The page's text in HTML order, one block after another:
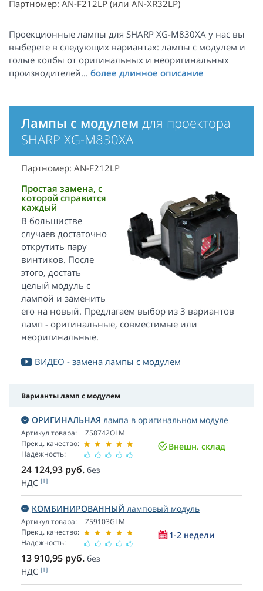
Партномер: AN-F212LP (или AN-XR32LP)
Проекционные лампы для SHARP XG-M830XA у нас вы
выберете в следующих вариантах: лампы с модулем и
голые колбы от оригинальных и неоригинальных
производителей...
Лампы с модулем для проектора
SHARP XG-M830XA
Партномер: AN-F212LP
Простая замена, с
которой справится
каждый
В большистве
случаев достаточно
открутить пару
винтиков. После
этого, достать
целый модуль с
лампой и заменить
его на новый. Предлагаем выбор из 3 вариантов
ламп - оригинальные, совместимые или
неоригинальные.
ВИДЕО - замена лампы с модулем
Варианты ламп с модулем
ОРИГИНАЛЬНАЯ лампа в оригинальном модуле
Артикул товара:
Прекц. качество:
Надежность:
Z58742OLM
Внешн. склад
24 124,93 руб. без
НДС [1]
КОМБИНИРОВАННЫЙ ламповый модуль
Артикул товара:
Прекц. качество:
Надежность:
Z59103GLM
1-2 недели
13 910,95 руб. без
НДС [1]